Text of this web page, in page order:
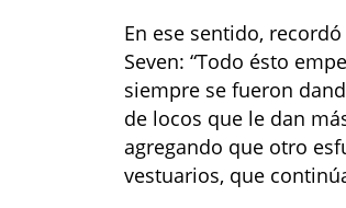
En ese sentido,
Seven: “Todo ésto
siempre se fueron
de locos que le dan
agregando que otro
vestuarios, que